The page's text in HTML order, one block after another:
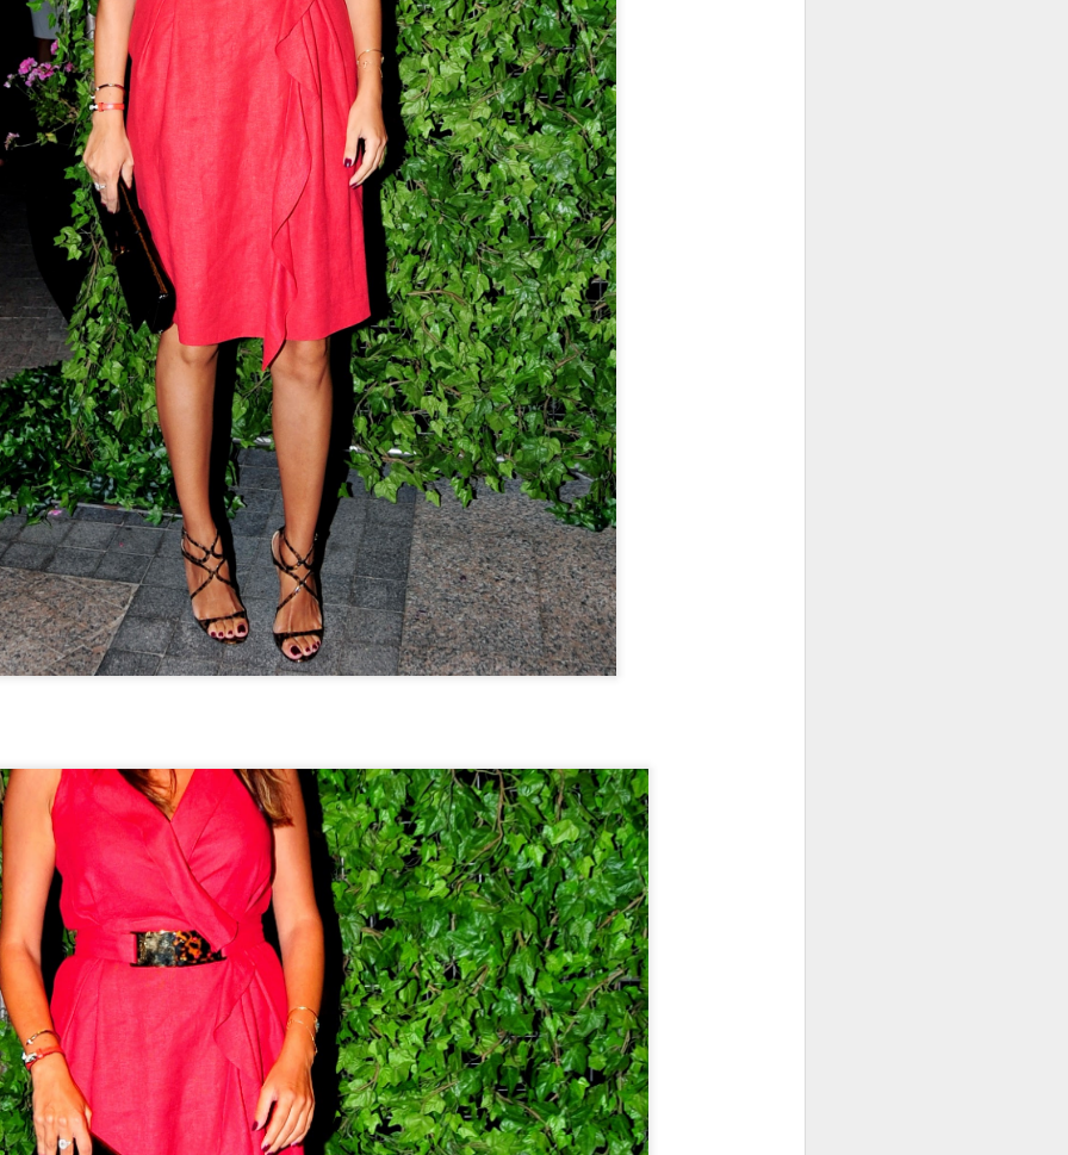
29
How to Travel Light
Traveling is for enjoying yourself and if you travel light, it will help
you save time of unpacking and repacking during your holidays or
trips. I tend to travel with a cabin size luggage for most of my
trips and now I become stressed even when I accidentally put
extra piece in my luggage and bring it back home unworn lol. Here
my tips for traveling light, packing light and feeling light...
Sonbahar Makyajı
Sonbahar bizlere kendini, düşen hava sıcaklığı ve turuncu
kahverengi bir doğa ile iyice belli etti. Bende hala Eylül başındaki
tatilimden kalan tatlı bir bronzluk mevcut. Bundan dolayı, kış
sevdiğim beyaz ten kırmızı/bordo dudaklara geçmeden
bronz ve doğal tonlarda makyajlarla bu mevsimin tadını
Siz de buna benzer bir makyaj yapmak isterseniz,
ürünlere mutlaka göz atın :)
Bougatsa - Selanik Böreği
Benim gibi farklı tatlara düşkün, her gördüğünü tadıp evde
yapmadan duramayan biri için Bougatsa'yı yani Selanik Böreğini
yaza kadar denememiş olmak gerçekten çok ilginç; Selanik'e gittiğim
başarılı oldu. Elbette bir sonraki bougatsam daha iyi olacak
dolayı size verdiğim tarif, benim yaptığımın iyileştirilmiş
Şimdiden afiyet olsun.
AUG
31
Weekends at Home
Weekends of summer, for me, had been about traveling
somewhere close by to enjoy beach and time away from city life
in the past years. This summer however, due to my hectic travel
schedule in the 1st half of the year, I felt like staying in the city and
concentrating in my job in family business, as of end July. Last week
was a full week holiday in Turkey and then was the first time traveling in
whole August for me and I must say despite having enjoyed it so much,
I also felt very exhausted… That's probably because I got used to
chilling at home during the weekends in August. Now a new long
weekend has arrived and it is the perfect timing as I needed a holiday at
home after a holiday abroad :) If you also spend the weekends at home
lately, here are my tips for having fun during the relaxing off days.
Summer Makeup with Rihanna's Fenty